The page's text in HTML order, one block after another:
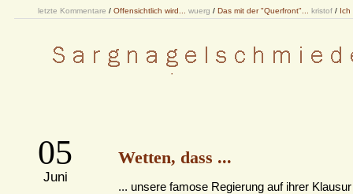
letzte Kommentare / Offensichtlich wird... wuerg / Das mit der "Querfront"... kristof / Ich
05
Juni
Wetten, dass ...
... unsere famose Regierung auf ihrer